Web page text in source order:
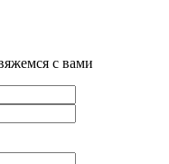
с вами